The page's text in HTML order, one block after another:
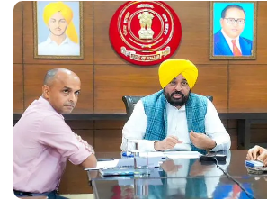
कि वह भविष्य में क्या करें.